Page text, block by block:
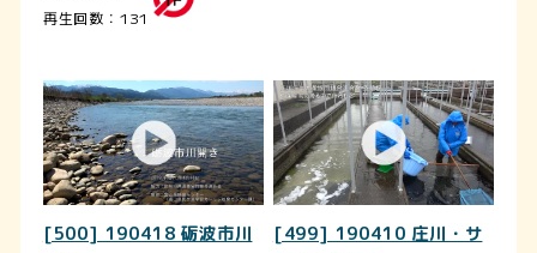
再生回数：131
[500] 190418 砺波市川
[499] 190410 庄川・サ